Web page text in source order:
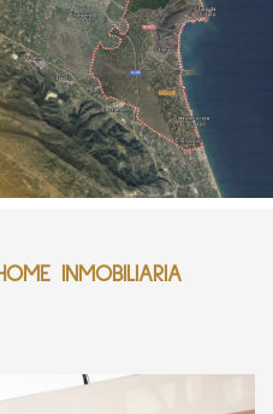
INMOBILIARIA